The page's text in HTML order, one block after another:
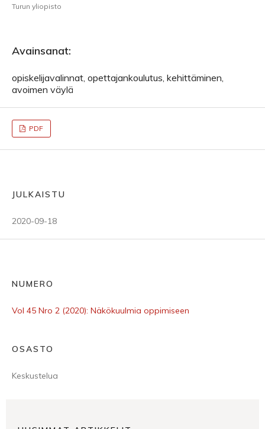
Turun yliopisto
Avainsanat:
opiskelijavalinnat, opettajankoulutus, kehittäminen,
avoimen väylä
PDF
JULKAISTU
2020-09-18
NUMERO
Vol 45 Nro 2 (2020): Näkökuulmia oppimiseen
OSASTO
Keskustelua